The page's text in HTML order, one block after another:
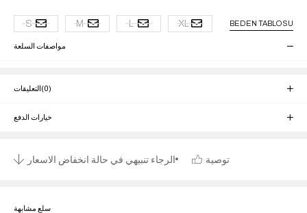
S M L XL BEDEN TABLOSU
مواصفات السلعة
التعليقات(0)
خيارات الدفع
الرجاء تنبيهي في حالة انخفاض الاسعار توصية
سلع مشابهة